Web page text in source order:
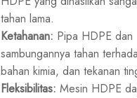
tahan lama.
Ketahanan: Pipa HDPE dan
sambungannya tahan
bahan kimia, dan tekanan
Fleksibilitas: Mesin HDPE